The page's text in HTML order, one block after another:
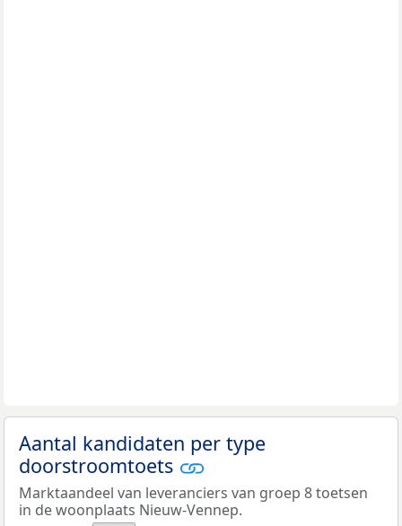
Aantal kandidaten per type
doorstroomtoets
Marktaandeel van leveranciers van groep 8 toetsen
in de woonplaats Nieuw-Vennep.